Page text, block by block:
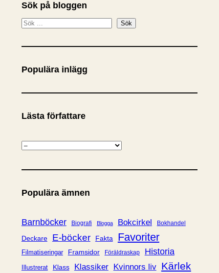
Sök på bloggen
S
k
Sök
Populära inlägg
Lästa författare
K
t
g
r
i
Populära ämnen
Barnböcker Biografi Blogga Bokcirkel Bokhandel
Deckare E-böcker Fakta Favoriter
Filmatiseringar Framsidor Föräldraskap Historia
Illustrerat Klass Klassiker Kvinnors liv Kärlek